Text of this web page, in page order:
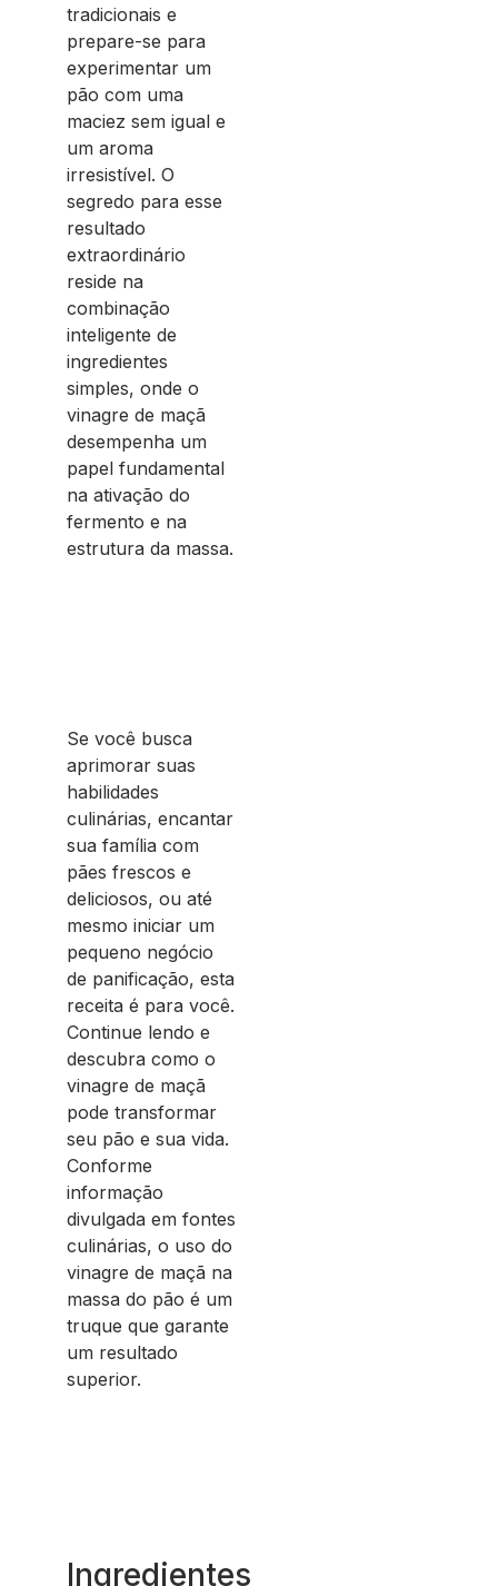
tradicionais e
prepare-se para
experimentar um
pão com uma
maciez sem igual e
um aroma
irresistível. O
segredo para esse
resultado
extraordinário
reside na
combinação
inteligente de
ingredientes
simples, onde o
vinagre de maçã
desempenha um
papel fundamental
na ativação do
fermento e na
estrutura da massa.
Se você busca
aprimorar suas
habilidades
culinárias, encantar
sua família com
pães frescos e
deliciosos, ou até
mesmo iniciar um
pequeno negócio
de panificação, esta
receita é para você.
Continue lendo e
descubra como o
vinagre de maçã
pode transformar
seu pão e sua vida.
Conforme
informação
divulgada em fontes
culinárias, o uso do
vinagre de maçã na
massa do pão é um
truque que garante
um resultado
superior.
Ingredientes